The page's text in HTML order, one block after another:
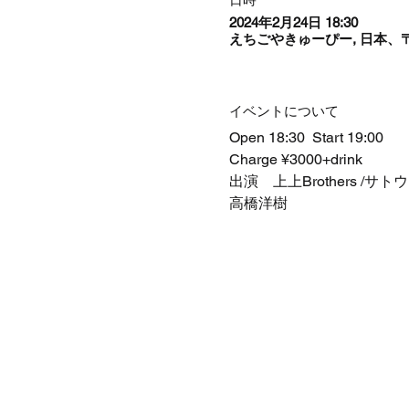
2024年2月24日 18:30
えちごやきゅーぴー, 日本、
イベントについて
Open 18:30  Start 19:00
Charge ¥3000+drink
出演　上上Brothers /サト
高橋洋樹